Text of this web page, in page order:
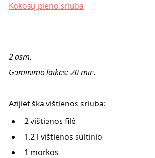
Kokosų pieno sriuba
2 asm.
Gaminimo laikas: 20 min.
Azijietiška vištienos sriuba:
2 vištienos filė
1,2 l vištienos sultinio
1 morkos